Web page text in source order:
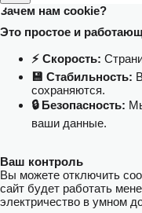
Зачем нам cookie?
Это простое и
⚡️ Скорость:
💾 Стабильность:
сохраняются.
🔒 Безопасность:
ваши данные.
Ваш контроль
Вы можете отключить
сайт будет работать
электричество в умном